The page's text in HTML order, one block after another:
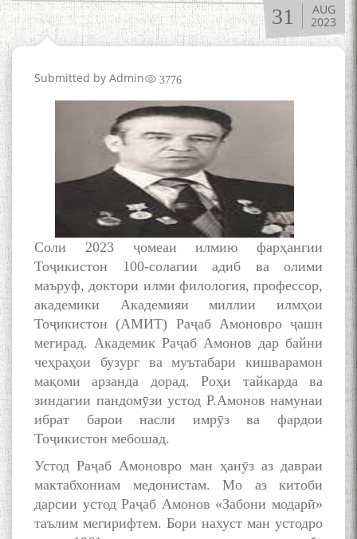
31
AUG
2023
Submitted by Admin 3776
Соли 2023 ҷомеаи илмию фарҳангии
Тоҷикистон 100-солагии адиб ва олими
маъруф, доктори илми филология, профессор,
академики Академияи миллии илмҳои
Тоҷикистон (АМИТ) Раҷаб Амоновро ҷашн
мегирад. Академик Раҷаб Амонов дар байни
чеҳраҳои бузург ва муътабари кишварамон
мақоми арзанда дорад. Роҳи тайкарда ва
зиндагии пандомӯзи устод Р.Амонов намунаи
ибрат барои насли имрӯз ва фардои
Тоҷикистон мебошад.
Устод Раҷаб Амоновро ман ҳанӯз аз давраи
мактабхониам медонистам. Мо аз китоби
дарсии устод Раҷаб Амонов «Забони модарӣ»
таълим мегирифтем. Бори нахуст ман устодро